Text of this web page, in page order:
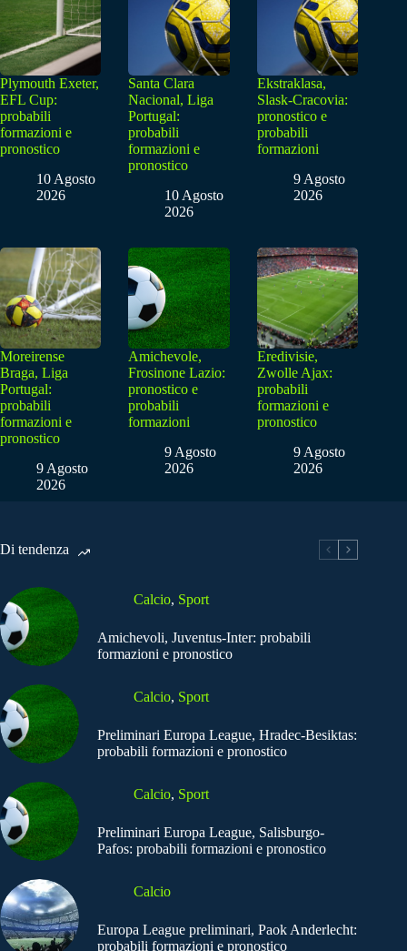
Plymouth Exeter,
EFL Cup:
probabili
formazioni e
pronostico
10 Agosto
2026
Santa Clara
Nacional, Liga
Portugal:
probabili
formazioni e
pronostico
10 Agosto
2026
Ekstraklasa,
Slask-Cracovia:
pronostico e
probabili
formazioni
9 Agosto
2026
Moreirense
Braga, Liga
Portugal:
probabili
formazioni e
pronostico
9 Agosto
2026
Amichevole,
Frosinone Lazio:
pronostico e
probabili
formazioni
9 Agosto
2026
Eredivisie,
Zwolle Ajax:
probabili
formazioni e
pronostico
9 Agosto
2026
Di tendenza
Calcio, Sport
Amichevoli, Juventus-Inter: probabili
formazioni e pronostico
Calcio, Sport
Preliminari Europa League, Hradec-Besiktas:
probabili formazioni e pronostico
Calcio, Sport
Preliminari Europa League, Salisburgo-
Pafos: probabili formazioni e pronostico
Calcio
Europa League preliminari, Paok Anderlecht:
probabili formazioni e pronostico